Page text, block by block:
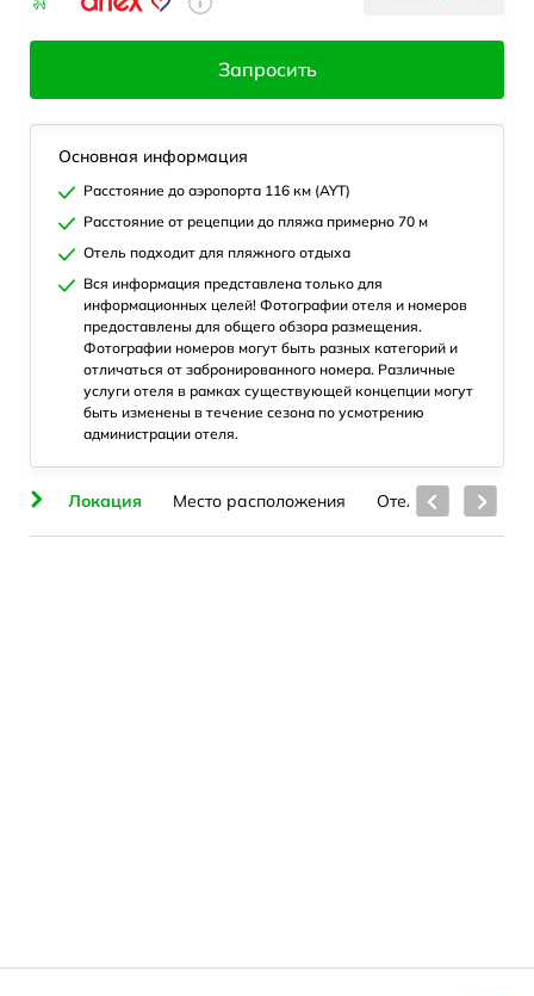
Запросить
Основная информация
Расстояние до аэропорта 116 км (AYT)
Расстояние от рецепции до пляжа примерно 70 м
Отель подходит для пляжного отдыха
Вся информация представлена только для
информационных целей! Фотографии отеля и номеров
предоставлены для общего обзора размещения.
Фотографии номеров могут быть разных категорий и
отличаться от забронированного номера. Различные
услуги отеля в рамках существующей концепции могут
быть изменены в течение сезона по усмотрению
администрации отеля.
Локация Место расположения Отель Номера